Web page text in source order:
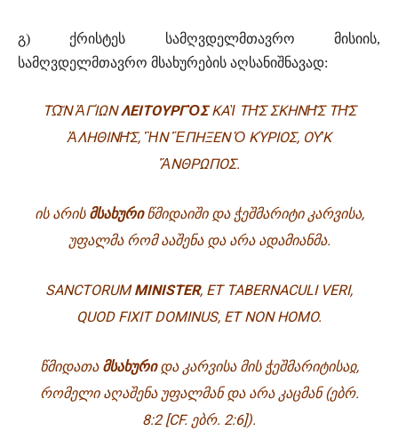
გ) ქრისტეს სამღვდელმთავრო მისიის,
სამღვდელმთავრო მსახურების აღსანიშნავად:
ΤΩ͂ΝἉΓΊΩΝΛΕΙΤΟΥΡΓῸΣΚΑῚΤΗ͂Σ ΣΚΗΝΗ͂Σ ΤΗ͂Σ
ἈΛΗΘΙΝΗ͂Σ, ἫΝἜΠΗΞΕΝὉΚΎΡΙΟΣ, ΟΥ̓Κ
ἌΝΘΡΩΠΟΣ.
ᲘᲡ ᲐᲠᲘᲡ ᲛᲡᲐᲮᲣᲠᲘᲬᲛᲘᲓᲐᲘᲨᲘ ᲓᲐ ᲭᲔᲨᲛᲐᲠᲘᲢᲘ ᲙᲐᲠᲕᲘᲡᲐ,
ᲣᲤᲐᲚᲛᲐ ᲠᲝᲛ ᲐᲐᲨᲔᲜᲐ ᲓᲐ ᲐᲠᲐ ᲐᲓᲐᲛᲘᲐᲜᲛᲐ.
SANCTORUMMINISTER, ET TABERNACULI VERI,
QUOD FIXIT DOMINUS, ET NON HOMO.
ᲬᲛᲘᲓᲐᲗᲐ ᲛᲡᲐᲮᲣᲠᲘᲓᲐ ᲙᲐᲠᲕᲘᲡᲐ ᲛᲘᲡ ᲭᲔᲨᲛᲐᲠᲘᲢᲘᲡᲐᲲ,
ᲠᲝᲛᲔᲚᲘ ᲐᲦᲐᲨᲔᲜᲐ ᲣᲤᲐᲚᲛᲐᲜ ᲓᲐ ᲐᲠᲐ ᲙᲐᲪᲛᲐᲜ (ᲔᲑᲠ.
8:2 [CF. ᲔᲑᲠ. 2:6]).